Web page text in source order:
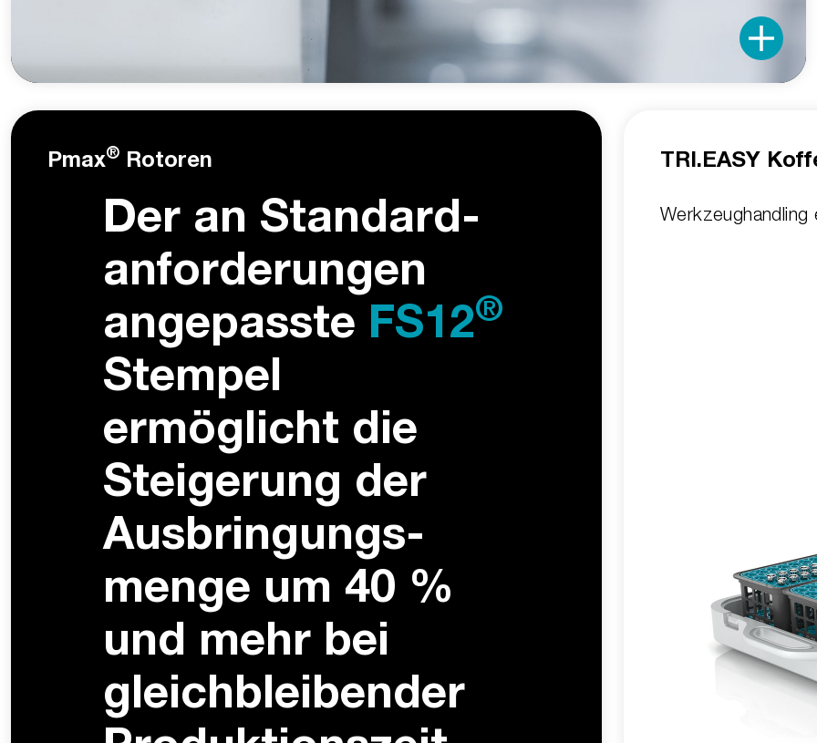
Pmax® Rotoren
Der an Standard­
anforderungen
angepasste FS12®
Stempel
ermöglicht die
Steigerung der
Aus­bringungs­
menge um 40 %
und mehr bei
gleich­bleibender
TRI.EASY
Werkzeughandling